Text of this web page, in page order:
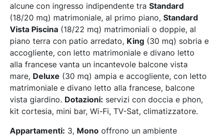
alcune con ingresso indipendente tra Standard
(18/20 mq) matrimoniale, al primo piano, Standard
Vista Piscina (18/22 mq) matrimoniali o doppie, al
piano terra con patio arredato, King (30 mq) sobria e
accogliente, con letto matrimoniale e divano letto
alla francese vanta un incantevole balcone vista
mare, Deluxe (30 mq) ampia e accogliente, con letto
matrimoniale e divano letto alla francese, balcone
vista giardino. Dotazioni: servizi con doccia e phon,
kit cortesia, mini bar, Wi-Fi, TV-Sat, climatizzatore.
Appartamenti: 3, Mono offrono un ambiente